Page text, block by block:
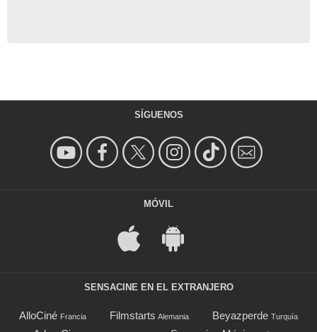
SÍGUENOS
MÓVIL
SENSACINE EN EL EXTRANJERO
AlloCiné Francia Filmstarts Alemania Beyazperde Turquía